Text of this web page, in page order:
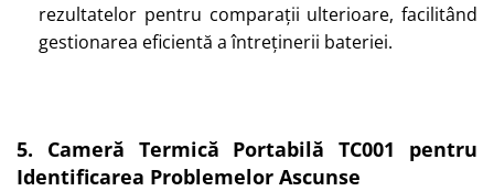
rezultatelor pentru comparații ulterioare, facilitând
gestionarea eficientă a întreținerii bateriei.
5. Cameră Termică Portabilă TC001 pentru
Identificarea Problemelor Ascunse